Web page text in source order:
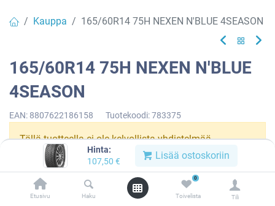
Hinta:
107,50 € Lisää ostoskoriin
Etusivu Haku
0
Toivelista Tili
Kauppa 165/60R14 75H NEXEN N'BLUE 4SEASON
165/60R14 75H NEXEN N'BLUE
4SEASON
EAN: 8807622186158 Tuotekoodi:783375
Tällä tuotteella ei ole kelvollista yhdistelmää.
NEXEN